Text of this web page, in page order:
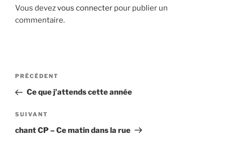
Vous devezvous connecter pour publier un
commentaire.
Navigation
l’article
Article
précédent
PRÉCÉDENT
Ce que j’attends cette année
Article
suivant
SUIVANT
chant CP – Ce matin dans la rue